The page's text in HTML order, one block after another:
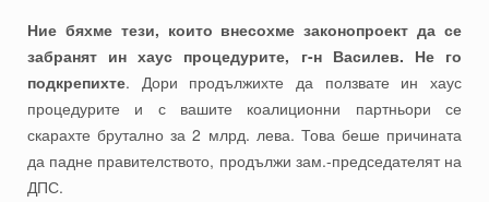
Ние бяхме тези, които внесохме законопроект да се
забранят ин хаус процедурите, г-н Василев. Не го
подкрепихте. Дори продължихте да ползвате ин хаус
процедурите и с вашите коалиционни партньори се
скарахте брутално за 2 млрд. лева. Това беше причината
да падне правителството, продължи зам.-председателят на
ДПС.